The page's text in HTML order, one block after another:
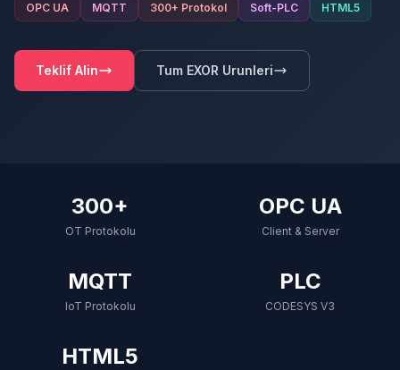
OPC UA MQTT 300+ Protokol Soft-PLC HTML5
Teklif Alin Tum EXOR Urunleri
300+
OT Protokolu
OPC UA
Client & Server
MQTT
IoT Protokolu
PLC
CODESYS V3
HTML5